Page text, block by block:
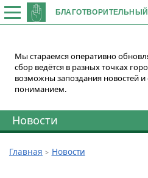
Мы стараемся оперативно
сбор ведётся в разных точках
возможны запоздания новостей и
пониманием.
Новости
Главная Новости